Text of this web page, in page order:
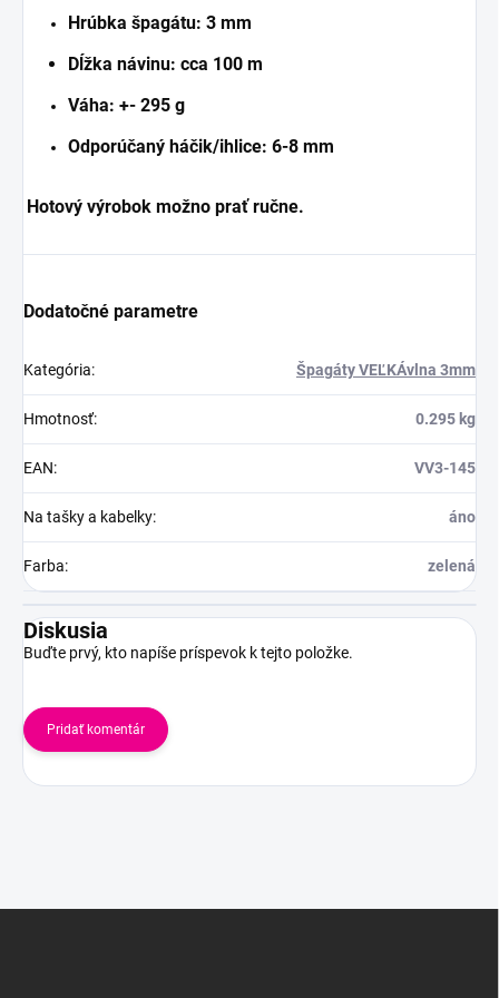
Hrúbka špagátu: 3 mm
Dĺžka návinu: cca 100 m
Váha: +- 295 g
Odporúčaný háčik/ihlice: 6-8 mm
Hotový výrobok možno prať ručne.
Dodatočné parametre
Kategória: Špagáty VEĽKÁvlna 3mm
Hmotnosť: 0.295 kg
EAN: VV3-145
Na tašky a kabelky: áno
Farba: zelená
Diskusia
Buďte prvý, kto napíše príspevok k tejto položke.
Pridať komentár